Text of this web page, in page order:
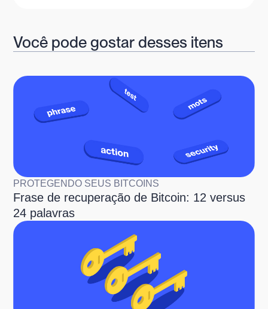
Você pode gostar desses itens
PROTEGENDO SEUS BITCOINS
Frase de recuperação de Bitcoin: 12 versus
24 palavras